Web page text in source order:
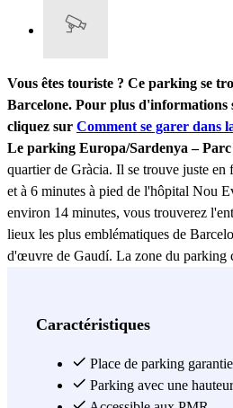
Vous êtes touriste ? Ce parking se
Barcelone. Pour plus d'informations
cliquez sur Comment se garer dans
Le parking Europa/Sardenya –
quartier de Gràcia. Il se trouve juste en
et à 6 minutes à pied de l'hôpital Nou
environ 14 minutes, vous trouverez
lieux les plus emblématiques de
d'œuvre de Gaudí. La zone du parking
équipé d'ascenseurs, est accessible
parfaitement à vos besoins.
Voir plus
Caractéristiques
Place de parking garantie
Parking avec une